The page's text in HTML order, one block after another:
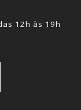
12h às 19h